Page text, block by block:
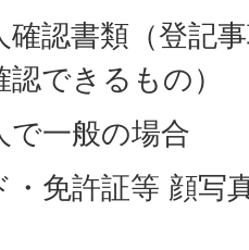
確認書類（登記
できるもの）
で一般の場合
・免許証等 顔写